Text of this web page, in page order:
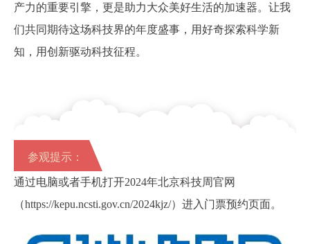
产力的重要引擎，更是助力大众美好生活的加速器。让我
们共同期待这场科技界的年度盛事，用好奇探索科学新
知，用创新驱动科技征程。
参观提示：
通过电脑或者手机打开2024年北京科技周官网
（https://kepu.ncsti.gov.cn/2024kjz/）进入门票预约页面。